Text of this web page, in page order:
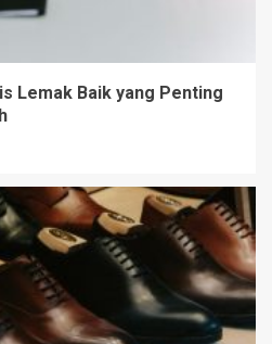
Lemak Baik yang Penting